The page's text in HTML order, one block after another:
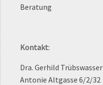
Beratung
Kontakt:
Dra. Gerhild Trübswasser
Antonie Altgasse 6/2/32